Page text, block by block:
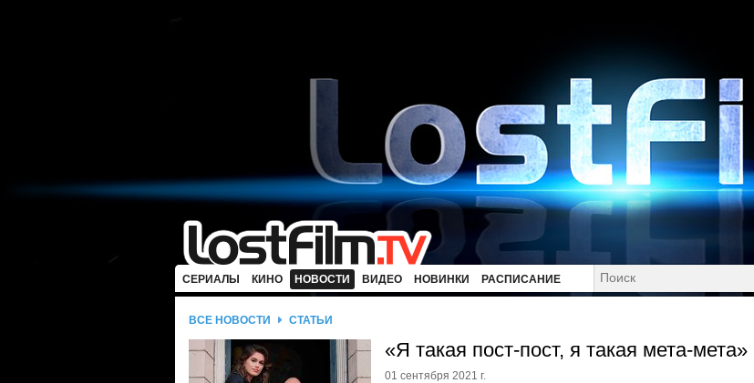
СЕРИАЛЫ КИНО НОВОСТИ ВИДЕО НОВИНКИ РАСПИСАНИЕ
ВСЕ НОВОСТИ СТАТЬИ
«Я такая пост-пост, я такая мета-мета»
01 сентября 2021 г.